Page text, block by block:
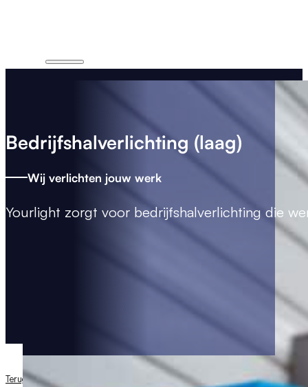
Bedrijfshalverlichting (laag)
Wij verlichten jouw werk
Yourlight zorgt voor bedrijfshalverlichting die
Terug naar toepassingen